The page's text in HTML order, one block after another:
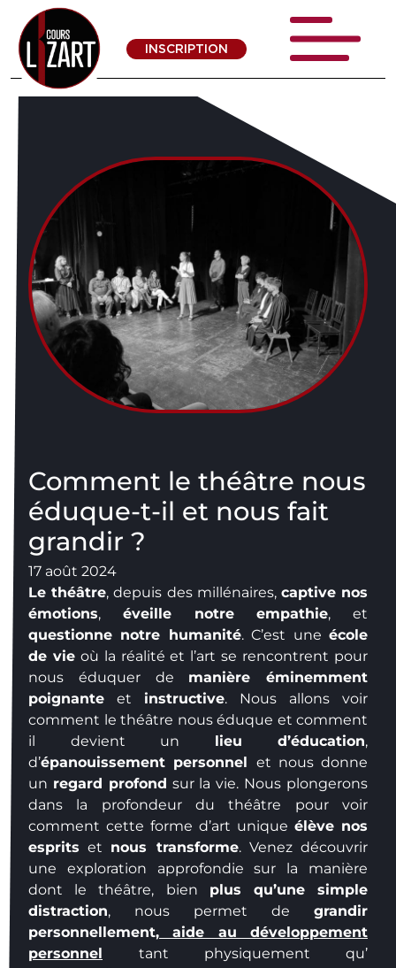
INSCRIPTION
Comment le théâtre nous
éduque-t-il et nous fait
grandir ?
17 août 2024
Le théâtre, depuis des millénaires, captive nos
émotions, éveille notre empathie, et
questionne notre humanité. C’est uneécole
de vieoù la réalité et l’art se rencontrent pour
nous éduquer de manière éminemment
poignante et instructive. Nous allons voir
comment le théâtre nous éduque et comment
il devient un lieu d’éducation,
d’épanouissement personnel et nous donne
un regard profond sur la vie. Nous plongerons
dans la profondeur du théâtre pour voir
comment cette forme d’art unique élève nos
esprits et nous transforme. Venez découvrir
une exploration approfondie sur la manière
dont le théâtre, bien plus qu’une simple
distraction, nous permet de grandir
personnellement, aide au développement
personnel
tant physiquement qu’